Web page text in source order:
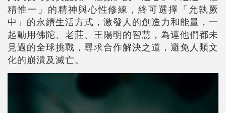
精惟一」的精神與心性修練，終可選擇「允執厥
中」的永續生活方式，激發人的創造力和能量，一
起動用佛陀、老莊、王陽明的智慧，為連他們都未
見過的全球挑戰，尋求合作解決之道，避免人類文
化的崩潰及滅亡。